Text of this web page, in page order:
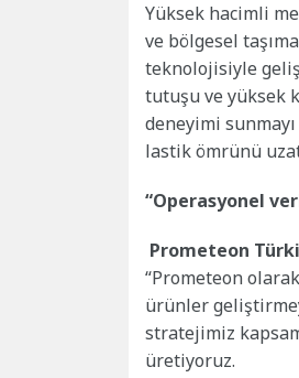
Yüksek hacimli
ve bölgesel
teknolojisiyle
tutuşu ve yüksek
deneyimi
lastik ömrünü
“Operasyonel
Prometeon
“Prometeon
ürünler
stratejimiz
üretiyoruz.